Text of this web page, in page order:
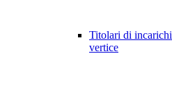
Titolari di
vertice